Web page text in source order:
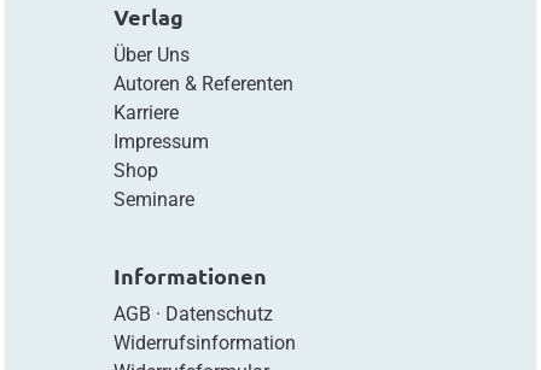
Verlag
Über Uns
Autoren & Referenten
Karriere
Impressum
Shop
Seminare
Informationen
AGB · Datenschutz
Widerrufsinformation